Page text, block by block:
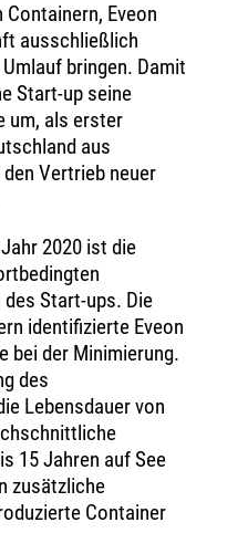
Eveon
ausschließlich
bringen. Damit
Start-up seine
um, als erster
aus
Vertrieb neuer
2020 ist die
Start-ups. Die
identifizierte Eveon
bei der Minimierung.
des
Lebensdauer von
15 Jahren auf See
zusätzliche
Container